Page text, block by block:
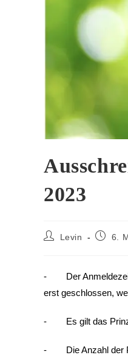
2023
Levin 6.
- Der
erst geschlossen,
- Es gilt das
- Die Anzahl der